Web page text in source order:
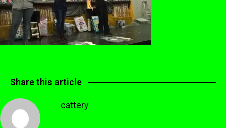
Share this article
cattery